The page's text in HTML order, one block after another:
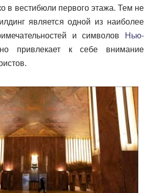
в вестибюли первого этажа. Тем не
является одной из наиболее
и символов Нью-
привлекает к себе внимание